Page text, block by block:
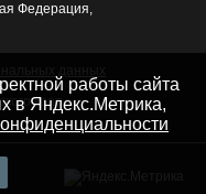
Федерация,
края
работы сайта
в Яндекс.Метрика,